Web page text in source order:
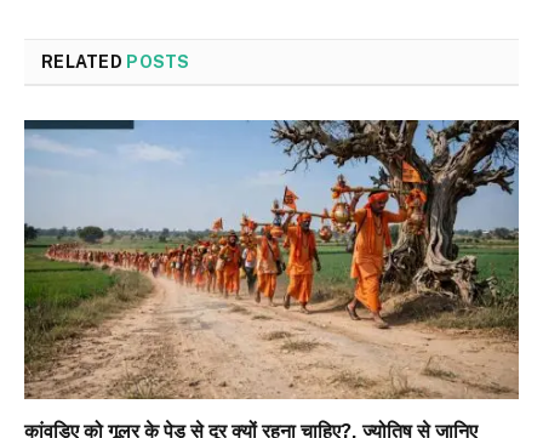
RELATED POSTS
कांवड़िए को गूलर के पेड़ से दूर क्यों रहना चाहिए?, ज्योतिष से जानिए